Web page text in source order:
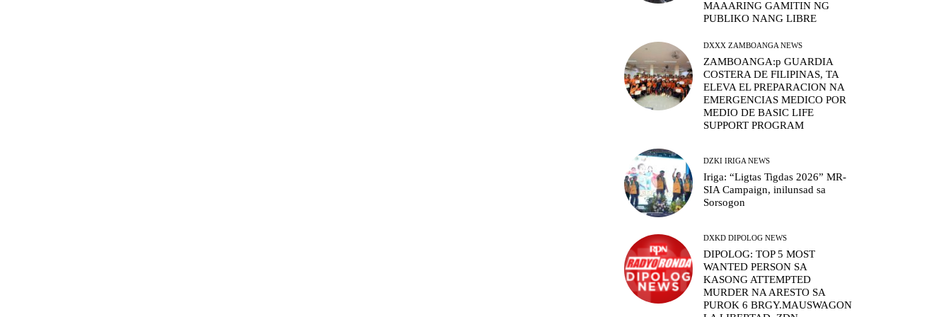
MAAARING GAMITIN NG
PUBLIKO NANG LIBRE
DXXX ZAMBOANGA NEWS
ZAMBOANGA:p GUARDIA
COSTERA DE FILIPINAS, TA
ELEVA EL PREPARACION NA
EMERGENCIAS MEDICO POR
MEDIO DE BASIC LIFE
SUPPORT PROGRAM
DZKI IRIGA NEWS
Iriga: “Ligtas Tigdas 2026” MR-
SIA Campaign, inilunsad sa
Sorsogon
DXKD DIPOLOG NEWS
DIPOLOG: TOP 5 MOST
WANTED PERSON SA
KASONG ATTEMPTED
MURDER NA ARESTO SA
PUROK 6 BRGY.MAUSWAGON